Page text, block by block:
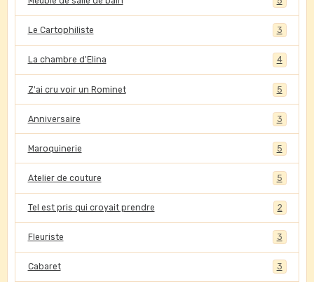
Le Cartophiliste 3
La chambre d'Elina 4
Z'ai cru voir un Rominet 5
Anniversaire 3
Maroquinerie 5
Atelier de couture 5
Tel est pris qui croyait prendre 2
Fleuriste 3
Cabaret 3